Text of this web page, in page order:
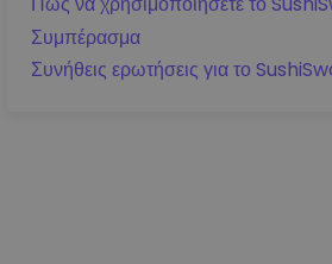
Συμπέρασμα
Συνήθεις ερωτήσεις για το